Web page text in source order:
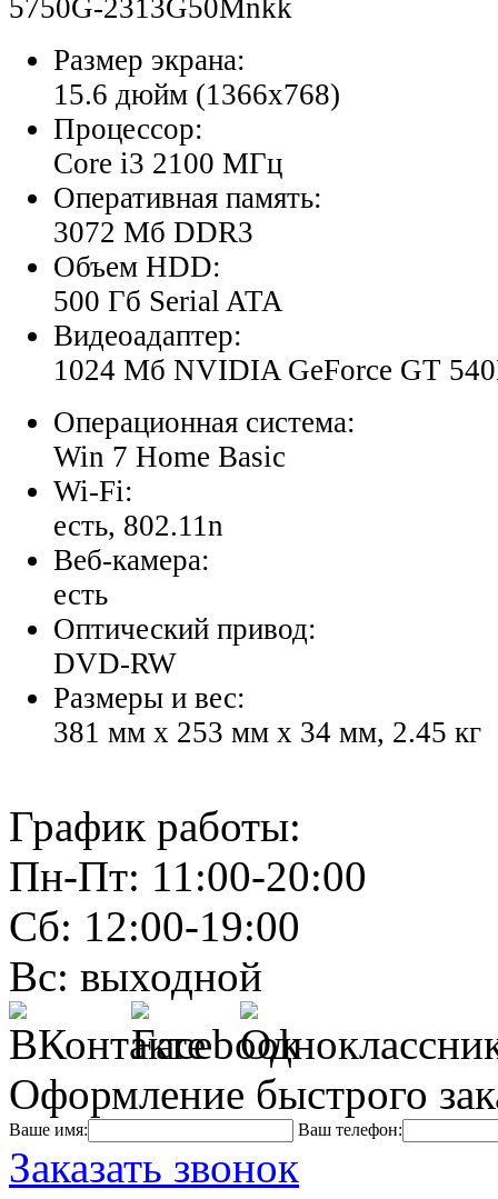
5750G-2313G50Mnkk
Размер экрана:
15.6 дюйм (1366x768)
Процессор:
Core i3 2100 МГц
Оперативная память:
3072 Мб DDR3
Объем HDD:
500 Гб Serial ATA
Видеоадаптер:
1024 Мб NVIDIA GeForce GT
Операционная система:
Win 7 Home Basic
Wi-Fi:
есть, 802.11n
Веб-камера:
есть
Оптический привод:
DVD-RW
Размеры и вес:
381 мм x 253 мм x 34 мм, 2.45 кг
График работы:
Пн-Пт: 11:00-20:00
Сб: 12:00-19:00
Вс: выходной
Оформление быстрого
Ваше имя: Ваш телефон:
Заказать звонок